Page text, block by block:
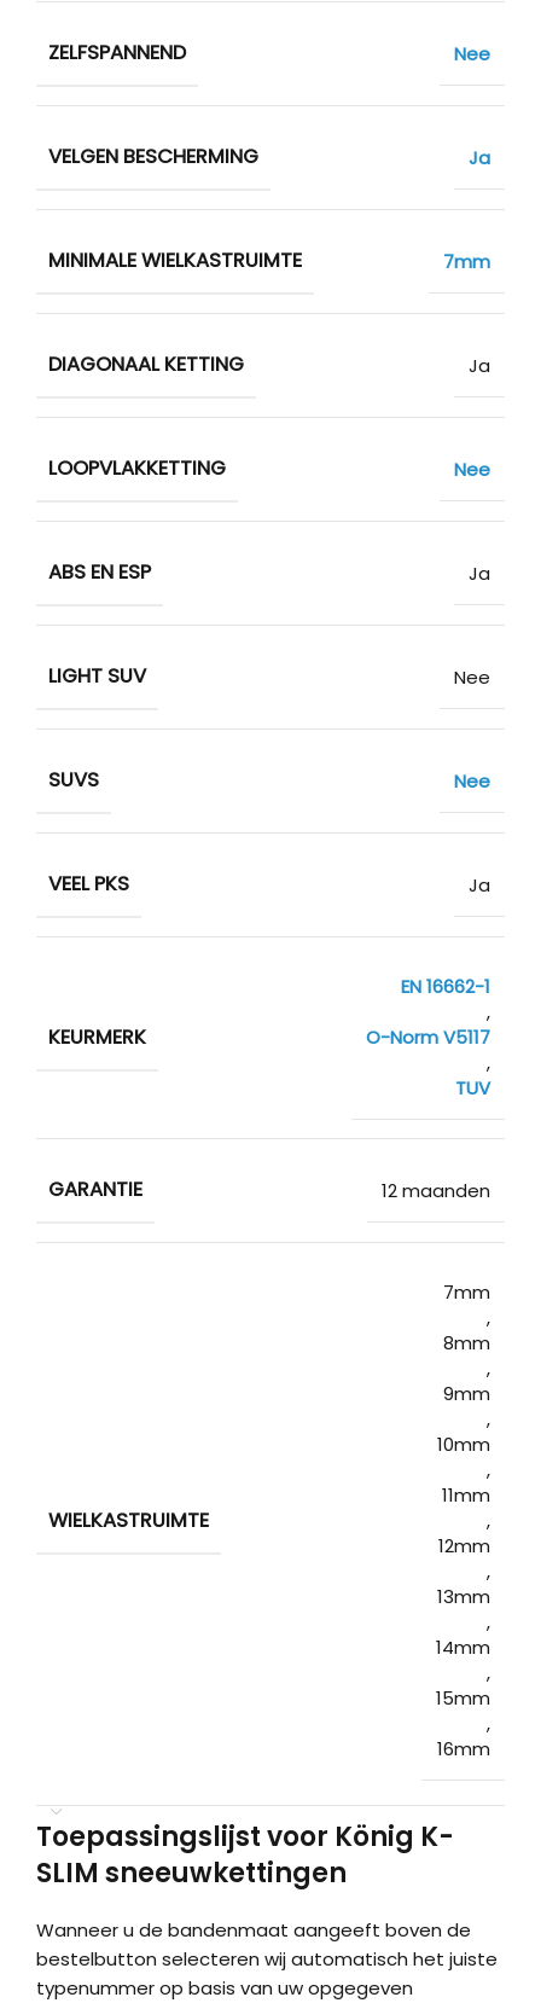
ZELFSPANNEND Nee
VELGEN BESCHERMING Ja
MINIMALE WIELKASTRUIMTE 7mm
DIAGONAAL KETTING Ja
LOOPVLAKKETTING Nee
ABS EN ESP Ja
LIGHT SUV Nee
SUVS Nee
VEEL PKS Ja
KEURMERK
EN 16662-1
,
O-Norm V5117
,
TUV
GARANTIE 12 maanden
WIELKASTRUIMTE
7mm
,
8mm
,
9mm
,
10mm
,
11mm
,
12mm
,
13mm
,
14mm
,
15mm
,
16mm
Toepassingslijst voor König K-
SLIM sneeuwkettingen
Wanneer u de bandenmaat aangeeft boven de
bestelbutton selecteren wij automatisch het juiste
typenummer op basis van uw opgegeven